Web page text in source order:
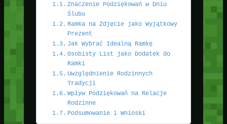
Znaczenie Podziękowań w Dniu
Ślubu
Ramka na Zdjęcie jako Wyjątkowy
Prezent
Jak Wybrać Idealną Ramkę
Osobisty List jako Dodatek do
Ramki
Uwzględnienie Rodzinnych
Tradycji
Wpływ Podziękowań na Relacje
Rodzinne
Podsumowanie i Wnioski